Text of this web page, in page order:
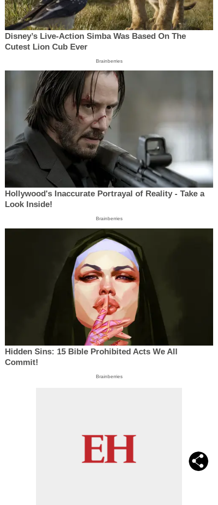
Disney’s Live-Action Simba Was Based On The
Cutest Lion Cub Ever
Brainberries
Hollywood's Inaccurate Portrayal of Reality - Take a
Look Inside!
Brainberries
Hidden Sins: 15 Bible Prohibited Acts We All
Commit!
Brainberries